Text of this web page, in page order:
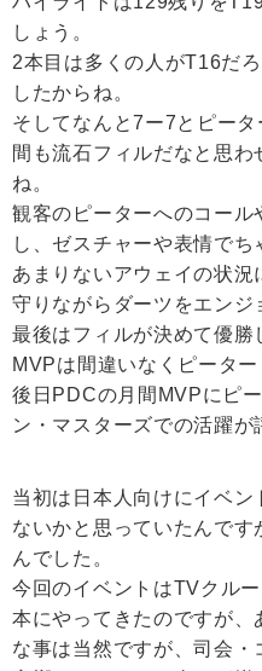
しょう。
2本目は多くの人がT16だ
したからね。
そしてなんと7ー7とピー
間も流石フィルだなと思
ね。
観客のピーターへのコー
し、ゼスチャーや表情でち
あまりないアウェイの状
守りながらダーツをエンジ
最後はフィルが決めて優
MVPは間違いなくピーター
後日PDCの月間MVPにピ
ン・マスターズでの活躍が
当初は日本人向けにイベ
ないかと思っていたんで
んでした。
今回のイベントはTVクル
本にやってきたのですが
な事は当然ですが、司会・